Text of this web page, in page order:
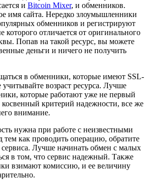
и Bitcoin Mixer, и обменников.
имя сайта. Нередко злоумышленники
обменников и регистрируют
которого отличается от оригинального
Попав на такой ресурс, вы можете
деньги и ничего не получить
в обменники, которые имеют SSL-
возраст ресурса. Лучше
которые работают уже не первый
косвенный критерий надежности, все же
внимание.
нужна при работе с неизвестными
как проводить операцию, обратите
Лучше начинать обмен с малых
в том, что сервис надежный. Также
взимают комиссию, и ее величину